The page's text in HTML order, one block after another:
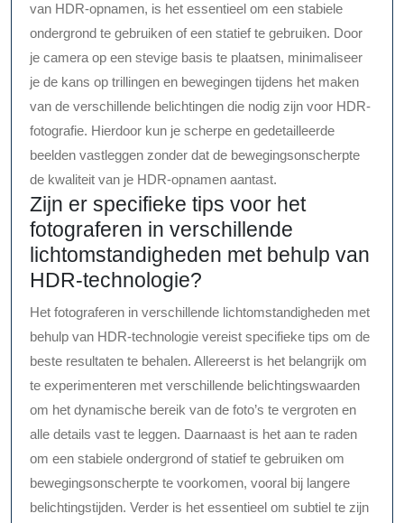
van HDR-opnamen, is het essentieel om een stabiele
ondergrond te gebruiken of een statief te gebruiken. Door
je camera op een stevige basis te plaatsen, minimaliseer
je de kans op trillingen en bewegingen tijdens het maken
van de verschillende belichtingen die nodig zijn voor HDR-
fotografie. Hierdoor kun je scherpe en gedetailleerde
beelden vastleggen zonder dat de bewegingsonscherpte
de kwaliteit van je HDR-opnamen aantast.
Zijn er specifieke tips voor het
fotograferen in verschillende
lichtomstandigheden met behulp van
HDR-technologie?
Het fotograferen in verschillende lichtomstandigheden met
behulp van HDR-technologie vereist specifieke tips om de
beste resultaten te behalen. Allereerst is het belangrijk om
te experimenteren met verschillende belichtingswaarden
om het dynamische bereik van de foto’s te vergroten en
alle details vast te leggen. Daarnaast is het aan te raden
om een stabiele ondergrond of statief te gebruiken om
bewegingsonscherpte te voorkomen, vooral bij langere
belichtingstijden. Verder is het essentieel om subtiel te zijn